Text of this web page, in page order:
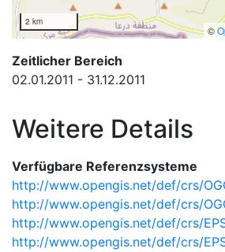
2 km
©
Zeitlicher Bereich
02.01.2011 - 31.12.2011
Weitere Details
Verfügbare Referenzsysteme
http://www.opengis.net/def/crs/
http://www.opengis.net/def/crs/
http://www.opengis.net/def/crs/
http://www.opengis.net/def/crs/